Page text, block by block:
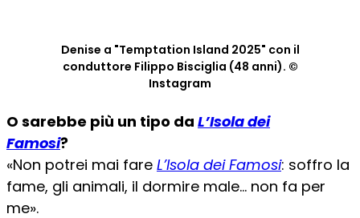
Denise a "Temptation Island 2025" con il
conduttore Filippo Bisciglia (48 anni). ©
Instagram
O sarebbe più un tipo da L’Isola dei
Famosi?
«Non potrei mai fare L’Isola dei Famosi: soffro la
fame, gli animali, il dormire male… non fa per
me».